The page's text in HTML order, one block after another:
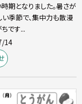
期となりました。暑さが
季節で、集中力も散漫
です...
14